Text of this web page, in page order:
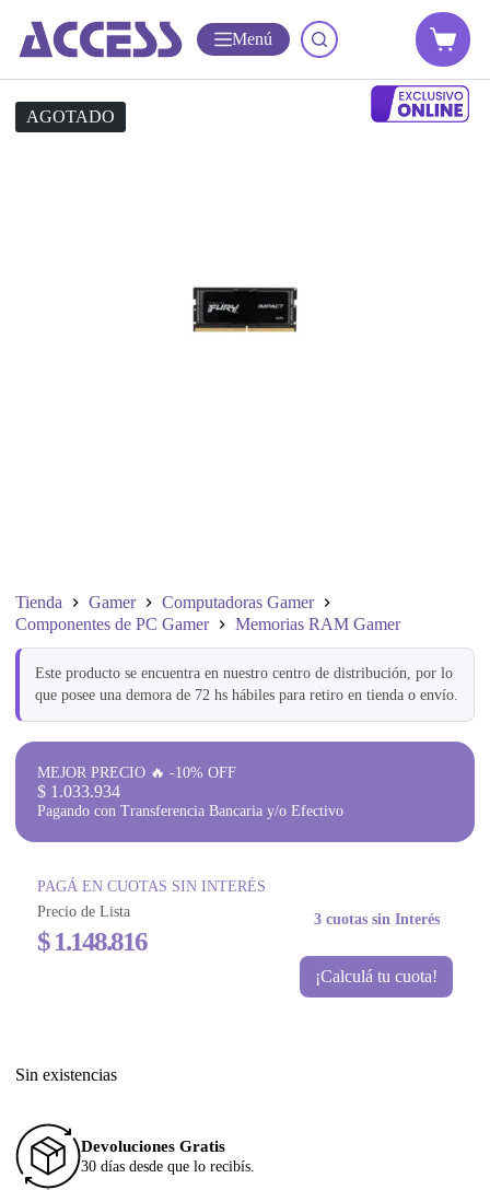
Menú
AGOTADO
Tienda Gamer
Computadoras Gamer
Componentes de PC Gamer
Memorias RAM Gamer
Este producto se encuentra en nuestro centro de distribución, por lo
que posee una demora de 72 hs hábiles para retiro en tienda o envío.
MEJOR PRECIO 🔥 -10% OFF
$ 1.033.934
Pagando con Transferencia Bancaria y/o Efectivo
PAGÁ EN CUOTAS SIN INTERÉS
Precio de Lista
$1.148.816
3 cuotas sin Interés
¡Calculá tu cuota!
Sin existencias
Devoluciones Gratis
30 días desde que lo recibís.